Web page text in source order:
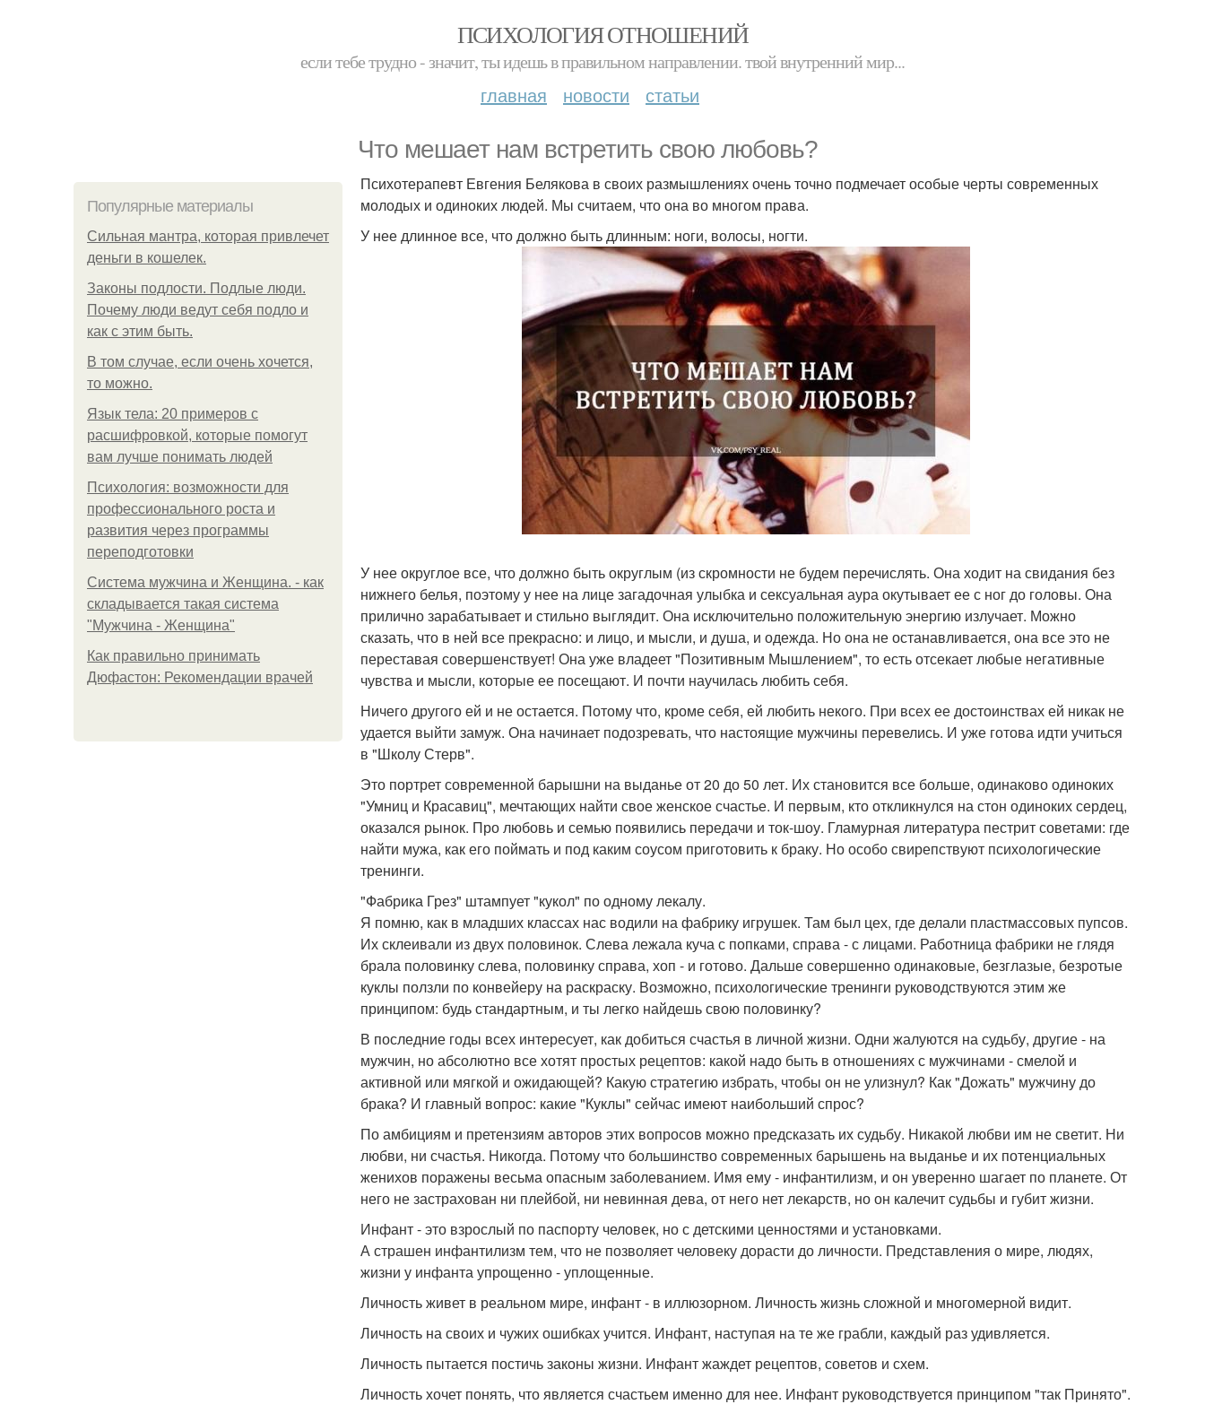
ПСИХОЛОГИЯ ОТНОШЕНИЙ
если тебе трудно - значит, ты идешь в правильном направлении. твой внутренний мир...
главная новости статьи
Что мешает нам встретить свою любовь?
Популярные материалы
Сильная мантра, которая привлечет
деньги в кошелек.
Законы подлости. Подлые люди.
Почему люди ведут себя подло и
как с этим быть.
В том случае, если очень хочется,
то можно.
Язык тела: 20 примеров с
расшифровкой, которые помогут
вам лучше понимать людей
Психология: возможности для
профессионального роста и
развития через программы
переподготовки
Система мужчина и Женщина. - как
складывается такая система
"Мужчина - Женщина"
Как правильно принимать
Дюфастон: Рекомендации врачей
Психотерапевт Евгения Белякова в своих размышлениях очень точно подмечает особые черты современных
молодых и одиноких людей. Мы считаем, что она во многом права.
У нее длинное все, что должно быть длинным: ноги, волосы, ногти.
У нее округлое все, что должно быть округлым (из скромности не будем перечислять. Она ходит на свидания без
нижнего белья, поэтому у нее на лице загадочная улыбка и сексуальная аура окутывает ее с ног до головы. Она
прилично зарабатывает и стильно выглядит. Она исключительно положительную энергию излучает. Можно
сказать, что в ней все прекрасно: и лицо, и мысли, и душа, и одежда. Но она не останавливается, она все это не
переставая совершенствует! Она уже владеет "Позитивным Мышлением", то есть отсекает любые негативные
чувства и мысли, которые ее посещают. И почти научилась любить себя.
Ничего другого ей и не остается. Потому что, кроме себя, ей любить некого. При всех ее достоинствах ей никак не
удается выйти замуж. Она начинает подозревать, что настоящие мужчины перевелись. И уже готова идти учиться
в "Школу Стерв".
Это портрет современной барышни на выданье от 20 до 50 лет. Их становится все больше, одинаково одиноких
"Умниц и Красавиц", мечтающих найти свое женское счастье. И первым, кто откликнулся на стон одиноких сердец,
оказался рынок. Про любовь и семью появились передачи и ток-шоу. Гламурная литература пестрит советами: где
найти мужа, как его поймать и под каким соусом приготовить к браку. Но особо свирепствуют психологические
тренинги.
"Фабрика Грез" штампует "кукол" по одному лекалу.
Я помню, как в младших классах нас водили на фабрику игрушек. Там был цех, где делали пластмассовых пупсов.
Их склеивали из двух половинок. Слева лежала куча с попками, справа - с лицами. Работница фабрики не глядя
брала половинку слева, половинку справа, хоп - и готово. Дальше совершенно одинаковые, безглазые, безротые
куклы ползли по конвейеру на раскраску. Возможно, психологические тренинги руководствуются этим же
принципом: будь стандартным, и ты легко найдешь свою половинку?
В последние годы всех интересует, как добиться счастья в личной жизни. Одни жалуются на судьбу, другие - на
мужчин, но абсолютно все хотят простых рецептов: какой надо быть в отношениях с мужчинами - смелой и
активной или мягкой и ожидающей? Какую стратегию избрать, чтобы он не улизнул? Как "Дожать" мужчину до
брака? И главный вопрос: какие "Куклы" сейчас имеют наибольший спрос?
По амбициям и претензиям авторов этих вопросов можно предсказать их судьбу. Никакой любви им не светит. Ни
любви, ни счастья. Никогда. Потому что большинство современных барышень на выданье и их потенциальных
женихов поражены весьма опасным заболеванием. Имя ему - инфантилизм, и он уверенно шагает по планете. От
него не застрахован ни плейбой, ни невинная дева, от него нет лекарств, но он калечит судьбы и губит жизни.
Инфант - это взрослый по паспорту человек, но с детскими ценностями и установками.
А страшен инфантилизм тем, что не позволяет человеку дорасти до личности. Представления о мире, людях,
жизни у инфанта упрощенно - уплощенные.
Личность живет в реальном мире, инфант - в иллюзорном. Личность жизнь сложной и многомерной видит.
Личность на своих и чужих ошибках учится. Инфант, наступая на те же грабли, каждый раз удивляется.
Личность пытается постичь законы жизни. Инфант жаждет рецептов, советов и схем.
Личность хочет понять, что является счастьем именно для нее. Инфант руководствуется принципом "так Принято".